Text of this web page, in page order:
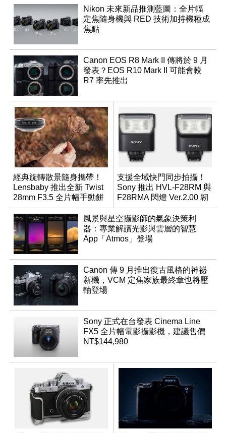
Nikon 未來新品推測藍圖：全片幅
定焦隨身機與 RED 技術加持機種成
焦點
Canon EOS R8 Mark II 傳將於 9 月
發表？EOS R10 Mark II 可能會較
R7 率先推出
經典旋轉散景隨身攜帶！
Lensbaby 推出全新 Twist
28mm F3.5 全片幅手動餅
乾鏡
支援全域快門同步拍攝！
Sony 推出 HVL-F28RM 與
F28RMA 閃燈 Ver.2.00 韌
體
風景與星空攝影師的氣象決策利
器：專業解讀光影與雲層的智慧
App「Atmos」登場
Canon 傳 9 月推出復古風格的神祕
新機，VCM 定焦家族最終章也將壓
軸登場
Sony 正式在台發表 Cinema Line
FX5 全片幅電影攝影機，建議售價
NT$144,980